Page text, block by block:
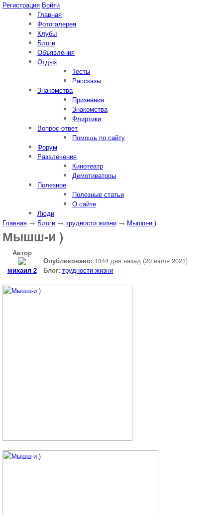
Регистрация Войти
Главная
Фотогалерея
Клубы
Блоги
Объявления
Отдых
Тесты
Рассказы
Знакомства
Признания
Знакомства
Флиртики
Вопрос-ответ
Помощь по сайту
Форум
Развлечения
Кинотеатр
Демотиваторы
Полезное
Полезные статьи
О сайте
Люди
Главная → Блоги → трудности жизни → Мышш-и )
Мышш-и )
Автор
михаил 2
Опубликовано: 1844 дня назад (20 июля 2021)
Блог: трудности жизни